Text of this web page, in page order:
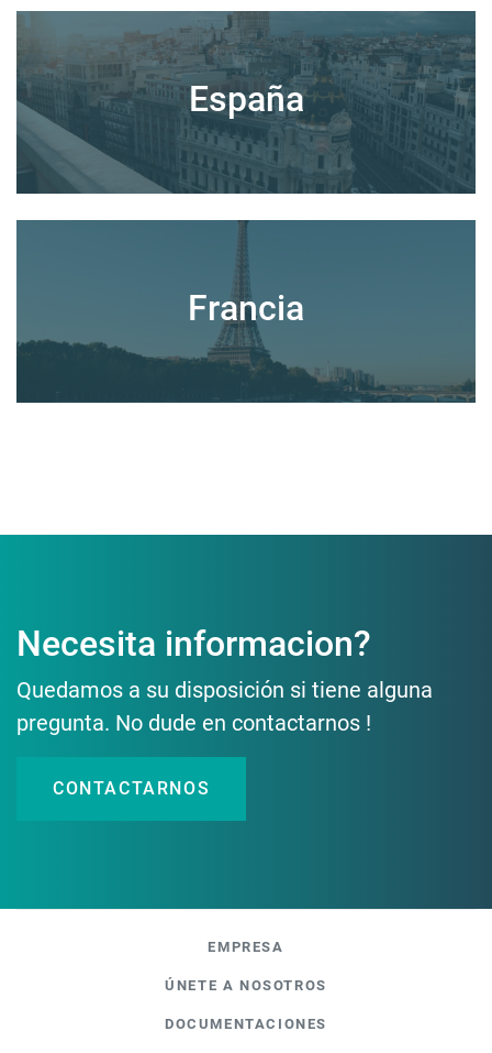
España
Francia
Necesita informacion?
Quedamos a su disposición si tiene alguna
pregunta. No dude en contactarnos !
CONTACTARNOS
EMPRESA
ÚNETE A NOSOTROS
DOCUMENTACIONES